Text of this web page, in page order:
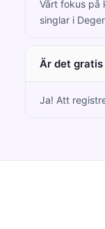
Vårt fokus på
singlar i
Är det
Ja! Att